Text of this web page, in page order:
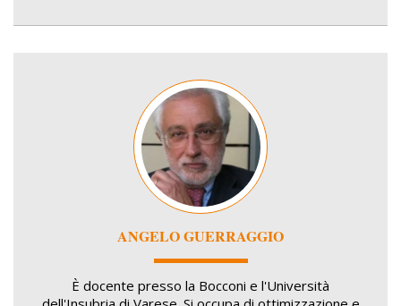
ANGELO GUERRAGGIO
È docente presso la Bocconi e l'Università